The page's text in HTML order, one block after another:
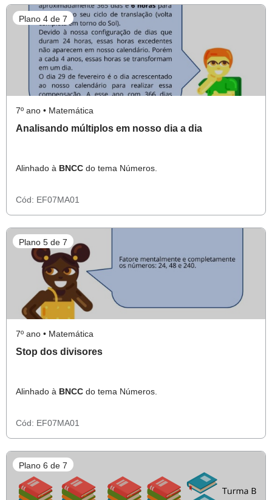
Plano 4 de 7
7º ano • Matemática
Analisando múltiplos em nosso dia a dia
Alinhado à BNCC do tema Números.
Cód: EF07MA01
Plano 5 de 7
7º ano • Matemática
Stop dos divisores
Alinhado à BNCC do tema Números.
Cód: EF07MA01
Plano 6 de 7